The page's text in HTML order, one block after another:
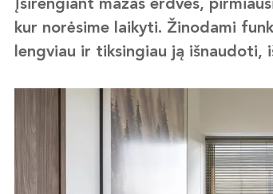
Įsirengiant mažas erdves,
kur norėsime laikyti. Žinodami
lengviau ir tiksingiau ją išnaudoti,